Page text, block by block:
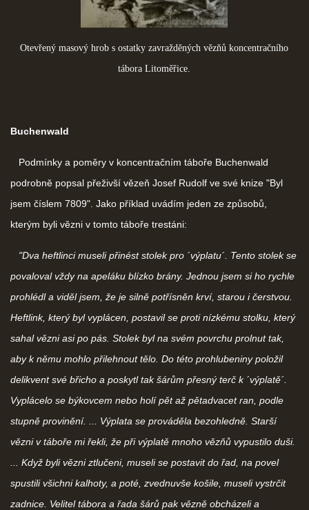
Otevřený masový hrob s ostatky zavražděných vězňů koncentračního
tábora Litoměřice.
Buchenwald
Podmínky a poměry v koncentračním táboře Buchenwald
podrobně popsal přeživší vězeň Josef Rudolf ve své knize "Byl
jsem číslem 7809". Jako příklad uvádím jeden ze způsobů,
kterým byli vězni v tomto táboře trestáni:
"Dva heftlinci museli přinést stolek pro ´výplatu´. Tento stolek se
povaloval vždy na apeláku blízko brány. Jednou jsem si ho rychle
prohlédl a viděl jsem, že je silně potřísněn krví, starou i čerstvou.
Heftlink, který byl vyplácen, postavil se proti nízkému stolku, který
sahal vězni asi po pás. Stolek byl na svém povrchu prolnut tak,
aby k němu mohlo přilehnout tělo. Do této prohlubeniny položil
delikvent své břicho a poskytl tak šárům přesný terč k ´výplatě´.
Vyplácelo se býkovcem nebo holí pět až pětadvacet ran, podle
stupně provinění. ... Výplata se prováděla bezohledně. Starší
vězni v táboře mi řekli, že při výplatě mnoho vězňů vypustilo duši.
... Když byli vězni ztlučeni, museli se postavit do řad, na povel
spustili všichni kalhoty, a poté, zvednuvše košile, museli vystrčit
zadnice. Velitel tábora a řada šárů pak vězně obcházeli a